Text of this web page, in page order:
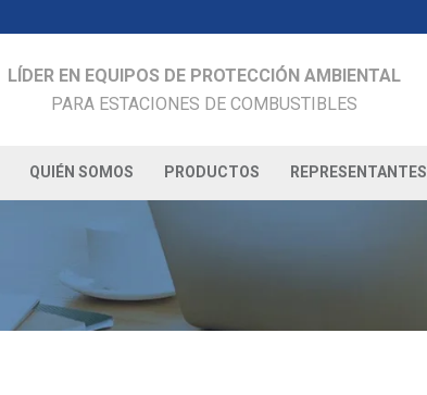
LÍDER EN EQUIPOS DE PROTECCIÓN AMBIENTAL
PARA ESTACIONES DE COMBUSTIBLES
QUIÉN SOMOS PRODUCTOS REPRESENTANTES